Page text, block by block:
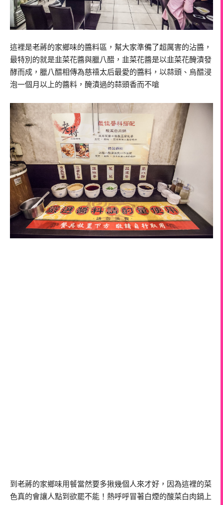
這裡是老蔣的家鄉味的醬料區，幫大家準備了超厲害的沾醬，
最特別的就是韭菜花醬與臘八醋，韭菜花醬是以韭菜花醃漬發
酵而成，臘八醋相傳為慈禧太后最愛的醬料，以蒜頭、烏醋浸
泡一個月以上的醬料，醃漬過的蒜頭香而不嗆
到老蔣的家鄉味用餐當然要多揪幾個人來才好，因為這裡的菜
色真的會讓人點到欲罷不能！熱呼呼冒著白煙的酸菜白肉鍋上